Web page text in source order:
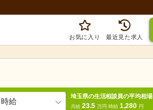
お気に入り 最近見た求人
時給
埼玉県の生活相談員の平均相場
月給 23.5万円 時給 1,280 円